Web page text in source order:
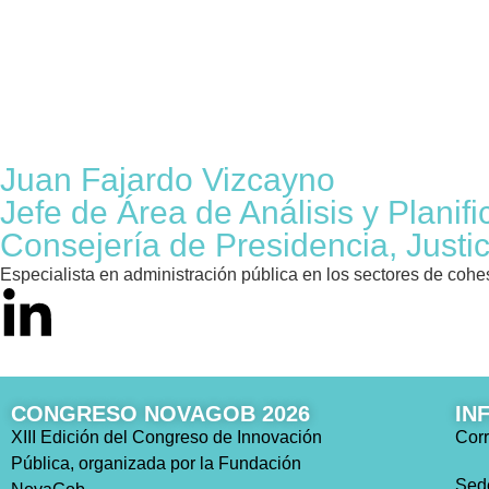
Juan Fajardo Vizcayno
Jefe de Área de Análisis y
Consejería de Presidencia,
Especialista en administración pública en los sectores de
CONGRESO NOVAGOB 2026
XIII Edición del Congreso de Innovación
Pública, organizada por la Fundación